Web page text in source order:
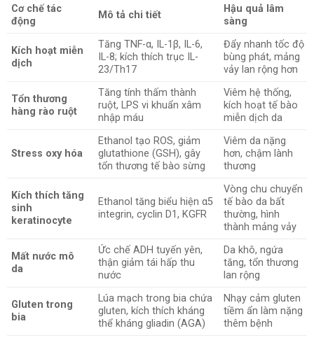
Cơ chế tác
động
Mô tả chi tiết
Hậu quả lâm
sàng
Kích hoạt miễn
dịch
Tăng TNF-α, IL-1β, IL-6,
IL-8; kích thích trục IL-
23/Th17
Đẩy nhanh tốc độ
bùng phát, mảng
vảy lan rộng hơn
Tổn thương
hàng rào ruột
Tăng tính thấm thành
ruột, LPS vi khuẩn xâm
nhập máu
Viêm hệ thống,
kích hoạt tế bào
miễn dịch da
Stress oxy hóa
Ethanol tạo ROS, giảm
glutathione (GSH), gây
tổn thương tế bào sừng
Viêm da nặng
hơn, chậm lành
thương
Kích thích tăng
sinh
keratinocyte
Ethanol tăng biểu hiện α5
integrin, cyclin D1, KGFR
Vòng chu chuyển
tế bào da bất
thường, hình
thành mảng vảy
Mất nước mô
da
Ức chế ADH tuyến yên,
thận giảm tái hấp thu
nước
Da khô, ngứa
tăng, tổn thương
lan rộng
Gluten trong
bia
Lúa mạch trong bia chứa
gluten, kích thích kháng
thể kháng gliadin (AGA)
Nhạy cảm gluten
tiềm ẩn làm nặng
thêm bệnh